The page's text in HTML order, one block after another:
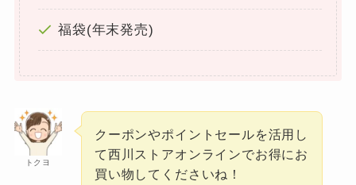
福袋(年末発売)
トクヨ
クーポンやポイントセールを活用し
て西川ストアオンラインでお得にお
買い物してくださいね！